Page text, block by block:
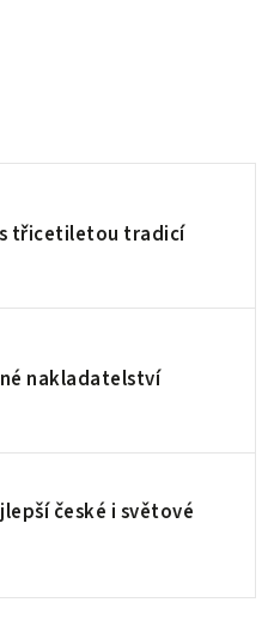
třicetiletou tradicí
nakladatelství
české i světové